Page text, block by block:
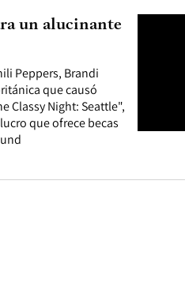
Peppers, Brandi
que causó
Classy Night: Seattle",
que ofrece becas
un alucinante